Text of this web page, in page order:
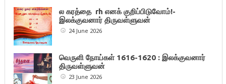
ல கரத்தை rh எனக் குறிப்பிடுவோம்!-
இலக்குவனார் திருவள்ளுவன்
24 June 2026
வெருளி நோய்கள் 1616-1620 : இலக்குவனார்
திருவள்ளுவன்
23 June 2026